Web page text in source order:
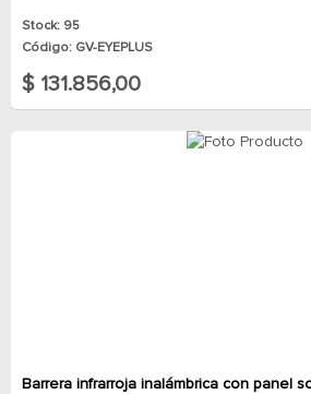
Stock: 95
Código: GV-EYEPLUS
$ 131.856,00
Barrera infrarroja inalámbrica con panel